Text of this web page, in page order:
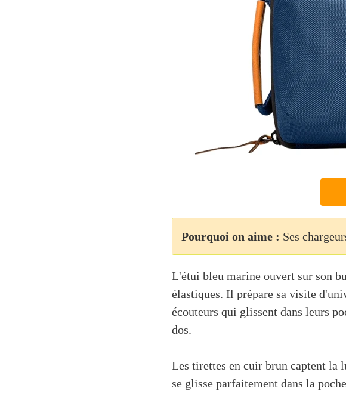
Pourquoi on aime : Ses
L'étui bleu marine ouvert sur son
élastiques. Il prépare sa visite
écouteurs qui glissent dans leurs
dos.
Les tirettes en cuir brun captent la
se glisse parfaitement dans la